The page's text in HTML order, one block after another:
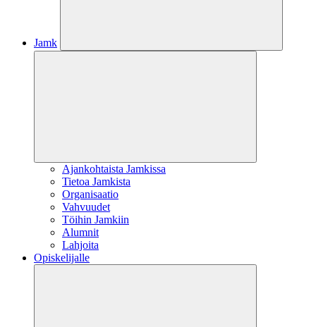
Jamk
Ajankohtaista Jamkissa
Tietoa Jamkista
Organisaatio
Vahvuudet
Töihin Jamkiin
Alumnit
Lahjoita
Opiskelijalle